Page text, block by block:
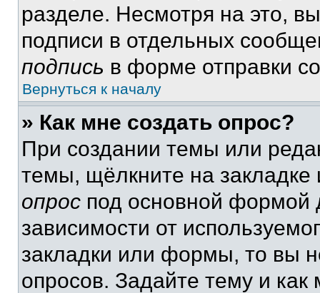
разделе. Несмотря на это,
подписи в отдельных
подпись в форме отправки
Вернуться к началу
» Как мне создать опрос?
При создании темы или
темы, щёлкните на
опрос под основной формой
зависимости от
закладки или формы, то вы
опросов. Задайте тему и